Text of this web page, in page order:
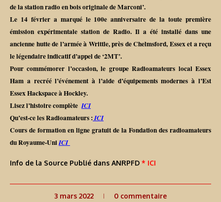
de la station radio en bois originale de Marconi’.
Le 14 février a marqué le 100e anniversaire de la toute première
émission expérimentale station de Radio. Il a été installé dans une
ancienne hutte de l’armée à Writtle, près de Chelmsford, Essex et a reçu
le légendaire indicatif d’appel de ‘2MT’.
Pour commémorer l’occasion, le groupe Radioamateurs local Essex
Ham a recréé l’événement à l’aide d’équipements modernes à l’Est
Essex Hackspace à Hockley.
Lisez l’histoire complèteICI
Qu’est-ce les Radioamateurs :ICI
Cours de formation en ligne gratuit de la Fondation des radioamateurs
du Royaume-UniICI
Info de la Source Publié dans ANRPFD * ICI
3 mars 2022 0 commentaire